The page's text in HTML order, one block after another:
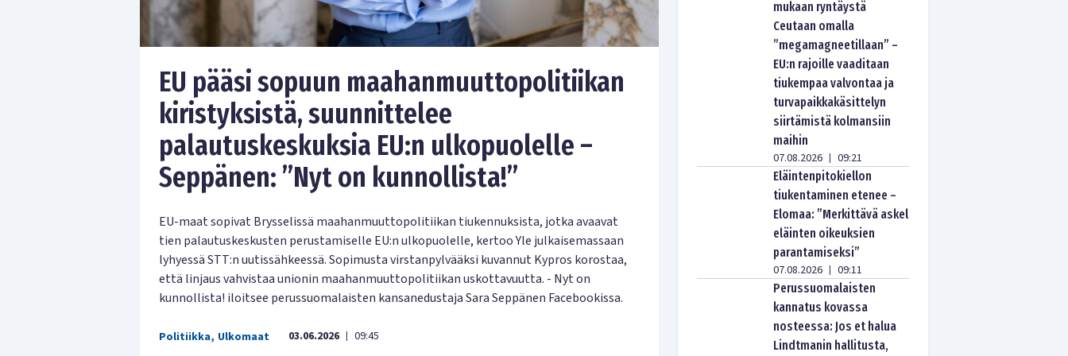
EU pääsi sopuun maahanmuuttopolitiikan
kiristyksistä, suunnittelee
palautuskeskuksia EU:n ulkopuolelle –
Seppänen: ”Nyt on kunnollista!”
EU-maat sopivat Brysselissä maahanmuuttopolitiikan tiukennuksista, jotka avaavat
tien palautuskeskusten perustamiselle EU:n ulkopuolelle, kertoo Yle julkaisemassaan
lyhyessä STT:n uutissähkeessä. Sopimusta virstanpylvääksi kuvannut Kypros korostaa,
että linjaus vahvistaa unionin maahanmuuttopolitiikan uskottavuutta. - Nyt on
kunnollista! iloitsee perussuomalaisten kansanedustaja Sara Seppänen Facebookissa.
Politiikka, Ulkomaat 03.06.2026 | 09:45
mukaan ryntäystä
Ceutaan omalla
”megamagneetillaan” –
EU:n rajoille vaaditaan
tiukempaa valvontaa ja
turvapaikkakäsittelyn
siirtämistä kolmansiin
maihin
07.08.2026 | 09:21
Eläintenpitokiellon
tiukentaminen etenee –
Elomaa: ”Merkittävä askel
eläinten oikeuksien
parantamiseksi”
07.08.2026 | 09:11
Perussuomalaisten
kannatus kovassa
nosteessa: Jos et halua
Lindtmanin hallitusta,